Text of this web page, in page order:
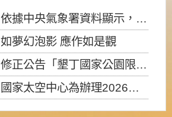
依據中央氣象署資料顯示，白海豚颱風持續接近臺灣，請密切注意動向及早完成防災應變準備
如夢幻泡影 應作如是觀
修正公告「墾丁國家公園限制水域遊憩活動之種類、範圍、時間及行為」，自即日生效。
國家太空中心為辦理2026台灣盃火箭競賽，陸、海、空域警戒及協調相關事宜，因颱風備案事宜